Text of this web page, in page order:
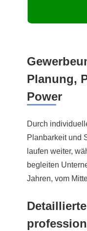
Planung,
Power
Durch
Planbarkeit und
laufen weiter,
begleiten
Jahren, vom